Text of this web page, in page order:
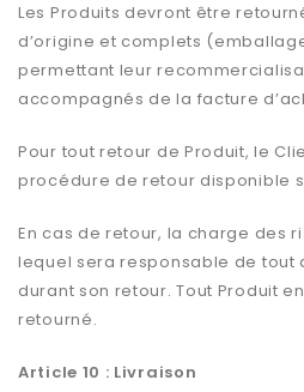
Les Produits devront être
d’origine et complets
permettant leur
accompagnés de la facture
Pour tout retour de Produit, le
procédure de retour disponible
En cas de retour, la charge des
lequel sera responsable de tout
durant son retour. Tout Produit
retourné.
Article 10 : Livraison